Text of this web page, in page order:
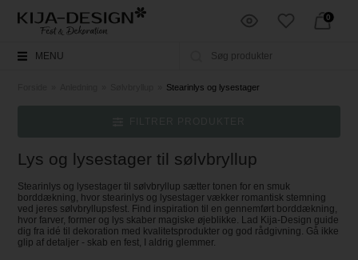
0
MENU
Stearinlys og lysestager
Lys og lysestager til sølvbryllup
Stearinlys og lysestager til sølvbryllup sætter tonen for en smuk
borddækning, hvor stearinlys og lysestager vækker romantisk stemning
ved jeres sølvbryllupsfest. Find inspiration til en gennemført borddækning,
hvor farver, former og lys skaber magiske øjeblikke. Lad Kija‑Design guide
dig fra idé til dekoration med kvalitetsprodukter og god rådgivning. Gå ikke
glip af detaljer - skab en fest, I aldrig glemmer.